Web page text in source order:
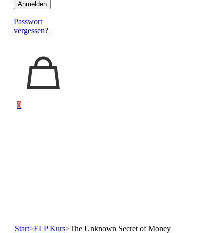
Anmelden
Passwort
vergessen?
0
Start>ELP Kurs>The Unknown Secret of Money